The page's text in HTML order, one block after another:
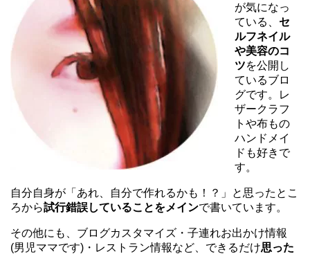
が気になっ
ている、 セ
ルフネイル
や美容のコ
ツを公開し
ているブロ
グです。レ
ザークラフ
トや布もの
ハンドメイ
ドも好きで
す。
自分自身が「あれ、自分で作れるかも！？」と思ったとこ
ろから試行錯誤していることをメインで書いています。
その他にも、ブログカスタマイズ・子連れお出かけ情報
(男児ママです)・レストラン情報など、できるだけ思った